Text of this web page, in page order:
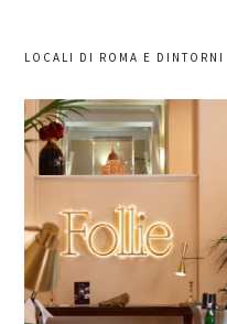
LOCALI DI ROMA E DINTORNI